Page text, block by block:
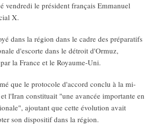
vendredi le président français Emmanuel
X.
dans la région dans le cadre des préparatifs
d'escorte dans le détroit d'Ormuz,
la France et le Royaume-Uni.
que le protocole d'accord conclu à la mi-
l'Iran constituait "une avancée importante en
ajoutant que cette évolution avait
son dispositif dans la région.